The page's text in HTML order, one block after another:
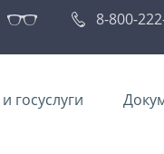
8-800-
госуслуги